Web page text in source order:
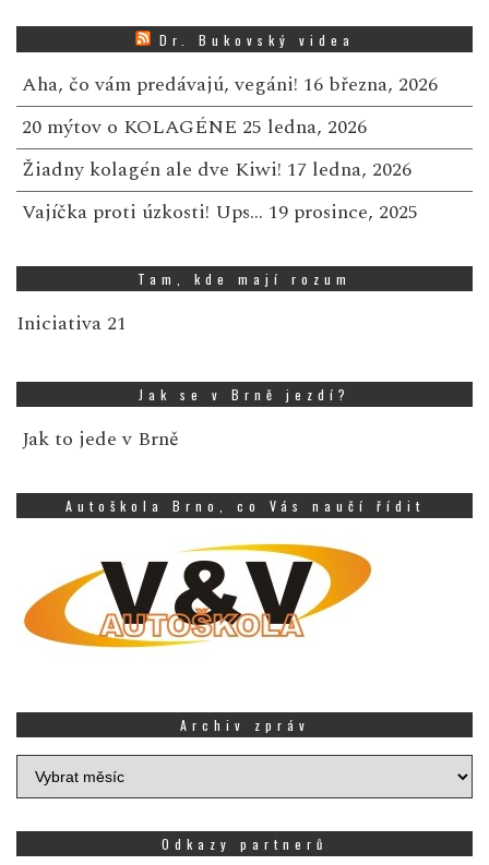
Dr. Bukovský videa
Aha, čo vám predávajú, vegáni! 16 března, 2026
20 mýtov o KOLAGÉNE 25 ledna, 2026
Žiadny kolagén ale dve Kiwi! 17 ledna, 2026
Vajíčka proti úzkosti! Ups… 19 prosince, 2025
Tam, kde mají rozum
Iniciativa 21
Jak se v Brně jezdí?
Jak to jede v Brně
Autoškola Brno, co Vás naučí řídit
Archiv zpráv
Archiv
zpráv
Odkazy partnerů